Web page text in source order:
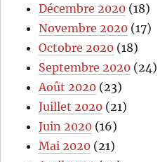
Décembre 2020 (18)
Novembre 2020 (17)
Octobre 2020 (18)
Septembre 2020 (24)
Août 2020 (23)
Juillet 2020 (21)
Juin 2020 (16)
Mai 2020 (21)